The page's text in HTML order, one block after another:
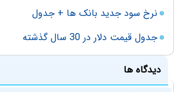
نرخ سود جدید بانک ها + جدول
جدول قیمت دلار در 30 سال گذشته
دیدگاه ها